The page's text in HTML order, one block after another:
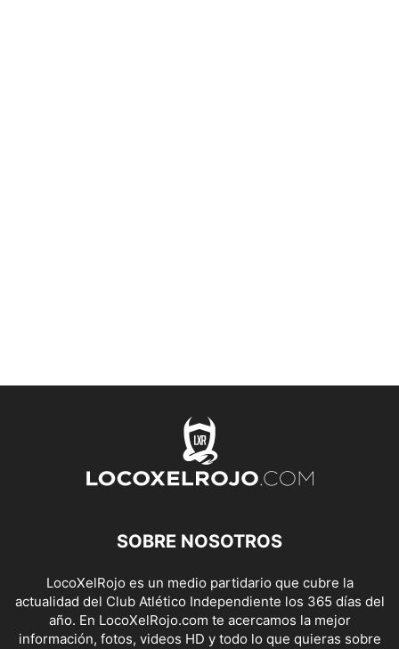
SOBRE NOSOTROS
LocoXelRojo es un medio partidario que cubre la
actualidad del Club Atlético Independiente los 365 días del
año. En LocoXelRojo.com te acercamos la mejor
información, fotos, videos HD y todo lo que quieras sobre